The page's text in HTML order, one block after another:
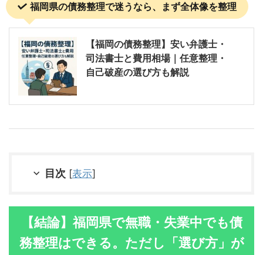
福岡県の債務整理で迷うなら、まず全体像を整理
【福岡の債務整理】安い弁護士・
司法書士と費用相場｜任意整理・
自己破産の選び方も解説
目次 [表示]
【結論】福岡県で無職・失業中でも債
務整理はできる。ただし「選び方」が